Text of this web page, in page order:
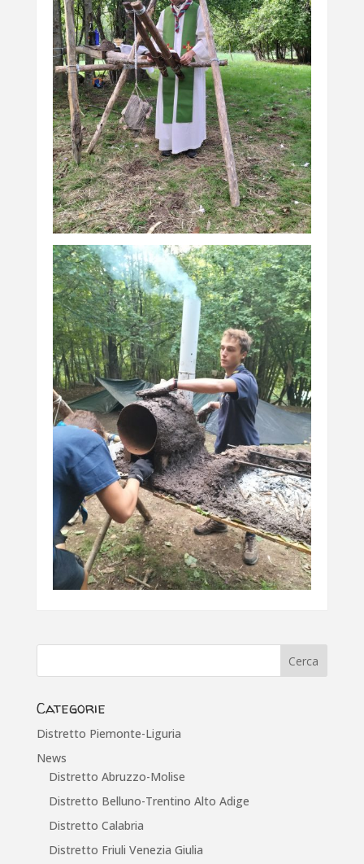
Categorie
Distretto Piemonte-Liguria
News
Distretto Abruzzo-Molise
Distretto Belluno-Trentino Alto Adige
Distretto Calabria
Distretto Friuli Venezia Giulia